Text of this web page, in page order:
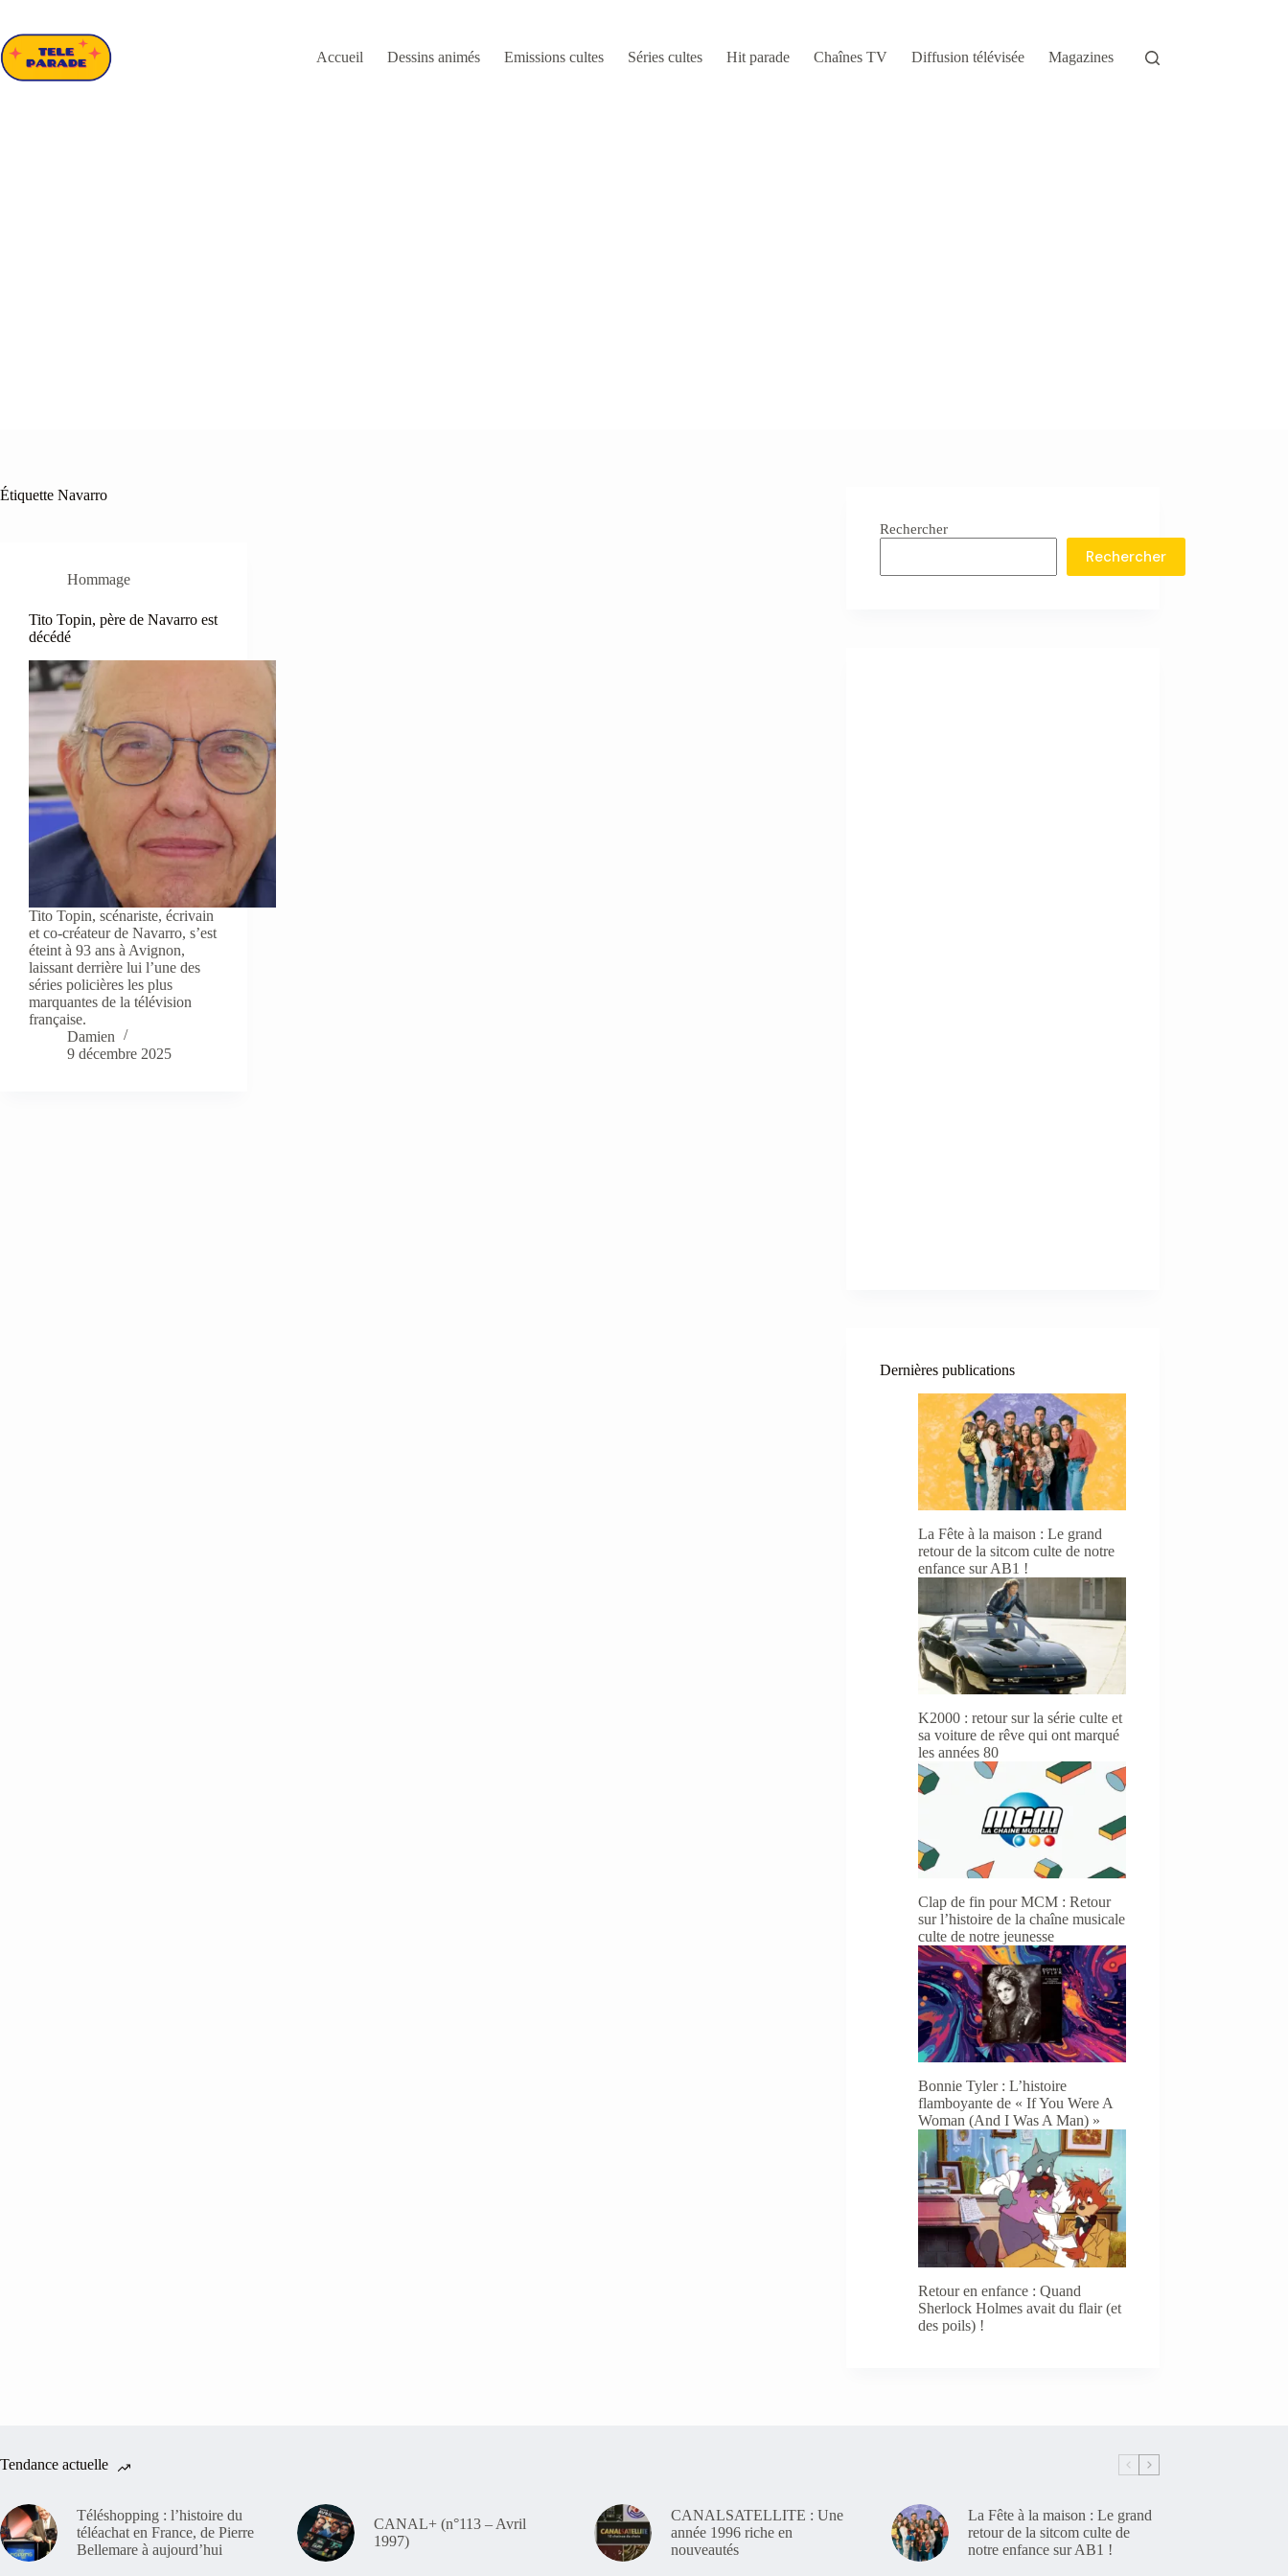
contenu
Accueil
Dessins animés Emissions cultes Séries cultes Hit parade Chaînes TV Diffusion télévisée Magazines
Étiquette Navarro
Hommage
Tito Topin, père de Navarro est
décédé
Tito Topin, scénariste, écrivain
et co-créateur de Navarro, s’est
éteint à 93 ans à Avignon,
laissant derrière lui l’une des
séries policières les plus
marquantes de la télévision
française.
Damien
9 décembre 2025
Rechercher
Rechercher
Dernières publications
La Fête à la maison : Le grand
retour de la sitcom culte de notre
enfance sur AB1 !
K2000 : retour sur la série culte et
sa voiture de rêve qui ont marqué
les années 80
Clap de fin pour MCM : Retour
sur l’histoire de la chaîne musicale
culte de notre jeunesse
Bonnie Tyler : L’histoire
flamboyante de « If You Were A
Woman (And I Was A Man) »
Retour en enfance : Quand
Sherlock Holmes avait du flair (et
des poils) !
Tendance actuelle
Téléshopping : l’histoire du
téléachat en France, de Pierre
Bellemare à aujourd’hui
CANAL+ (n°113 – Avril
1997)
CANALSATELLITE : Une
année 1996 riche en
nouveautés
La Fête à la maison : Le grand
retour de la sitcom culte de
notre enfance sur AB1 !